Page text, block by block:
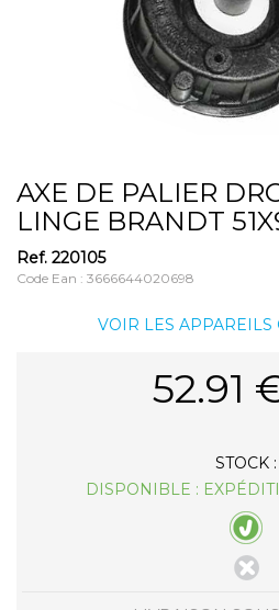
AXE DE PALIER
LINGE BRANDT
Ref. 220105
Code Ean : 3666644020698
VOIR LES APPAREILS
52.91
STOCK :
DISPONIBLE :